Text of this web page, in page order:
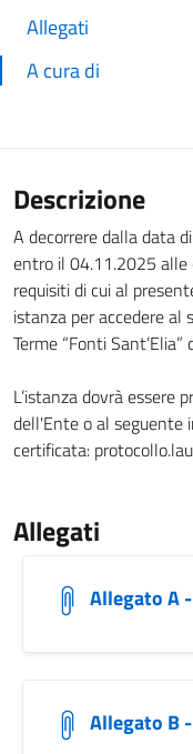
Allegati
A cura di
Descrizione
A decorrere dalla data
entro il 04.11.2025 alle
requisiti di cui al
istanza per accedere
Terme “Fonti
L’istanza dovrà essere
dell'Ente o al seguente
certificata:
Allegati
Allegato A
Allegato B